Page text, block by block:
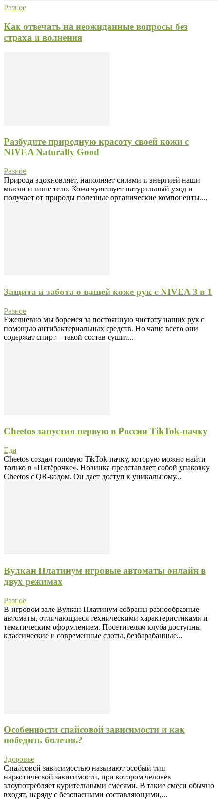
Разное
Как отвечать на неожиданные вопросы без
страха и волнения
Разбудите природную красоту своей кожи с
NIVEA Naturally Good
Разное
Природа вдохновляет, наполняет силами и энергией наши
мысли и наше тело. Кожа чувствует натуральный уход и
получает от природы полезные органические компоненты....
Защита и забота о вашей коже рук с NIVEA 3 в 1
Разное
Ежедневно мы боремся за постоянную чистоту наших рук с
помощью антибактериальных средств. Но чаще всего они
содержат спирт – такой состав сушит...
Cheetos запустил первую в России TikTok-пачку
Еда
Cheetos создал топовую TikTok-пачку, которую можно найти
только в «Пятёрочке». Новинка представляет собой упаковку
Cheetos с QR-кодом. Он дает доступ к уникальному...
Вулкан Платинум игровые автоматы онлайн в
двух режимах
Разное
В игровом зале Вулкан Платинум собраны разнообразные
автоматы, отличающиеся техническими характеристиками и
тематическим оформлением. Посетителям клуба доступны
классические и современные слоты, безбарабанные...
Особенности спайсовой зависимости и как
победить болезнь?
Здоровье
Спайсовой зависимостью называют особый тип
наркотической зависимости, при котором человек
злоупотребляет курительными смесями. В такие смеси обычно
входят, наряду с безопасными составляющими,...